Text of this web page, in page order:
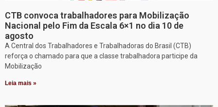
CTB convoca trabalhadores para Mobilização
Nacional pelo Fim da Escala 6×1 no dia 10 de
agosto
A Central dos Trabalhadores e Trabalhadoras do Brasil (CTB)
reforça o chamado para que a classe trabalhadora participe da
Mobilização
Leia mais »